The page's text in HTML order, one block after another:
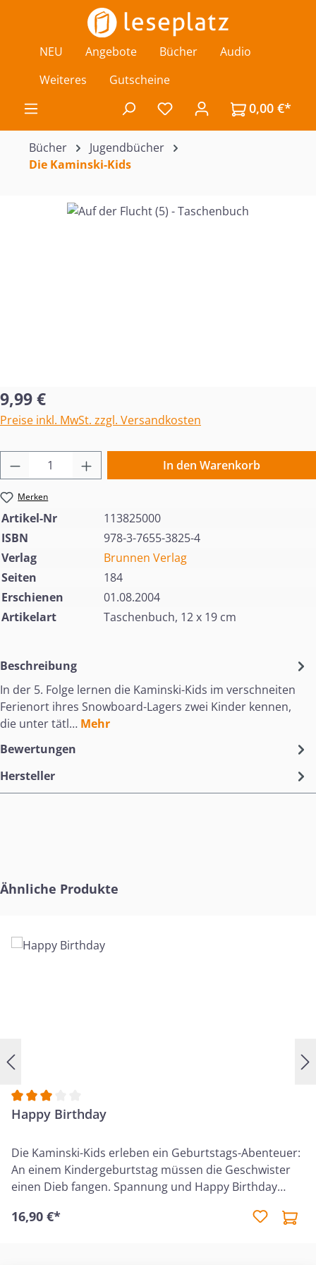
Zum Hauptinhalt springen
NEU Angebote Bücher
Audio
Weiteres
Gutscheine
Du hast 0 Produkte auf
0,00 €*
Bücher
Jugendbücher
Die Kaminski-Kids
Bildergalerie überspringen
Regulärer Preis:
9,99 €
Preise inkl. MwSt. zzgl. Versandkosten
Produkt Anzahl: Gib den gewünschten
In den Warenkorb
Merken
Artikel-Nr
113825000
ISBN
978-3-7655-3825-4
Verlag
Brunnen Verlag
Seiten
184
Erschienen
01.08.2004
Artikelart
Taschenbuch, 12 x 19 cm
Beschreibung
In der 5. Folge lernen die Kaminski-Kids im verschneiten
Ferienort ihres Snowboard-Lagers zwei Kinder kennen,
die unter tätl… Mehr
Bewertungen
Hersteller
Produktgalerie überspringen
Ähnliche Produkte
Durchschnittliche Bewertung von 3 von 5 Sternen
Happy Birthday
Die Kaminski-Kids erleben ein Geburtstags-Abenteuer:
An einem Kindergeburtstag müssen die Geschwister
einen Dieb fangen. Spannung und Happy Birthday
Übernachtungs-Party ein – mit Torte, tollen
16,90 €*